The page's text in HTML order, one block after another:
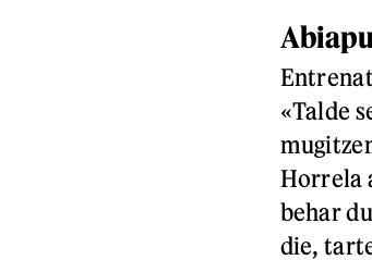
«Talde
Horrela
behar
die,